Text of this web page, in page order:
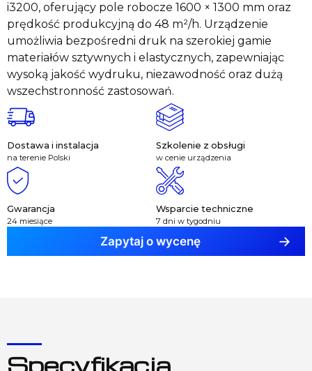
i3200, oferujący pole robocze 1600 × 1300 mm oraz
prędkość produkcyjną do 48 m²/h. Urządzenie
umożliwia bezpośredni druk na szerokiej gamie
materiałów sztywnych i elastycznych, zapewniając
wysoką jakość wydruku, niezawodność oraz dużą
wszechstronność zastosowań.
Dostawa i instalacja
na terenie Polski
Szkolenie z obsługi
w cenie urządzenia
Gwarancja
24 miesiące
Wsparcie techniczne
7 dni w tygodniu
Zapytaj o wycenę